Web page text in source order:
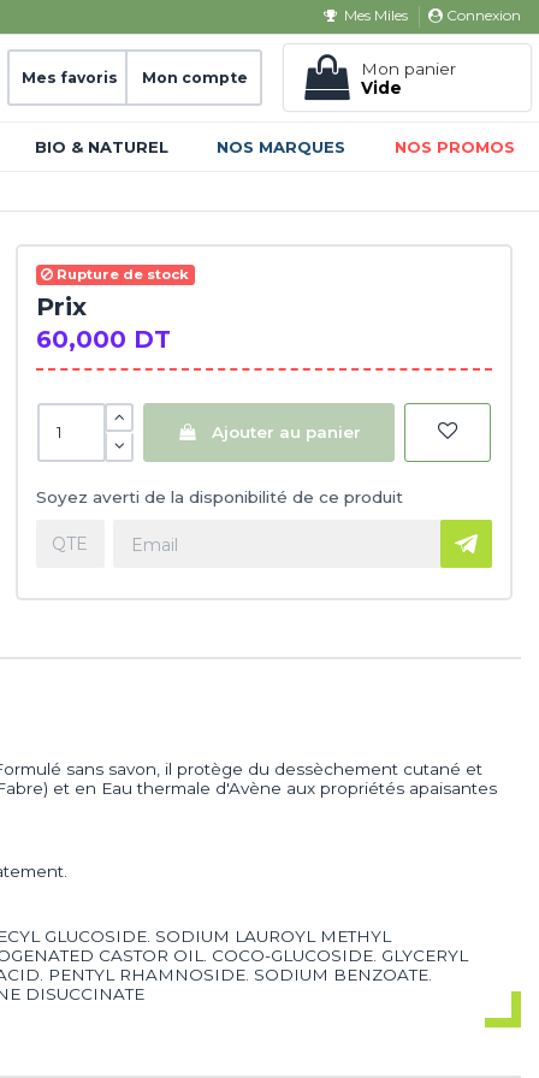
Mes Miles Connexion
Mes favoris Mon compte
Mon panier
Vide
BIO & NATUREL NOS MARQUES NOS PROMOS
Rupture de stock
Prix
60,000 DT
Ajouter au panier
Soyez averti de la disponibilité de ce produit
sans savon, il protège du dessèchement cutané et
et en Eau thermale d'Avène aux propriétés apaisantes
GLUCOSIDE. SODIUM LAUROYL METHYL
CASTOR OIL. COCO-GLUCOSIDE. GLYCERYL
PENTYL RHAMNOSIDE. SODIUM BENZOATE.
DISUCCINATE